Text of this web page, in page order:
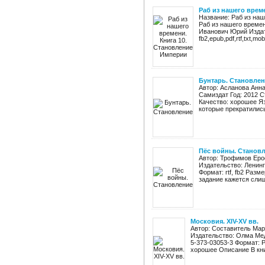
Раб из нашего
Название: Раб из
Раб из нашего
Иванович Юрий
Бунтарь.
Автор: Асланова
Самиздат Год: 2012
Качество: хорошее
которые
Пёс войны.
Автор: Трофимов
Издательство:
Формат: rtf, fb2
задание кажется
Московия. XIV-XV вв.
Автор: Составитель
Издательство: Олма
5-373-03053-3 Формат:
хорошее Описание В